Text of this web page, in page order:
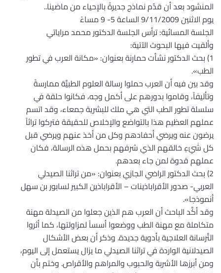
المنشود بعد أن قدّم نماذج جديرةً بالإحياء من ماضينا..
يوم الاثنين 9/11/2009 الساعة 5- 9 مساءً
الجلسة المسائية: ترأس الجلسة الدكتور محمد مراياتي
وألقيت فيها البحوث الآتية:
1) بحث الدكتور نشأت حمارنة بعنوان: «مكانة العرب في تطور
الطب».
وقد بين فيه أن العرب حملوا رسالة العلوم الطبيَّة ممارسةً
وتأليفاً، وقاموا بدورهم على أكمل وجه، فكانوا حلقة في
سلسلة تطور الطب التي هي ملك للبشرية جمعاء، وقد اتسم
عملهم العظيم هذا بالتواضع والإخلاص للحقيقة فتركوا تراثاً
يرضون عنه ويرضي أحفادهم وكل من أخذ عنهم ويرضي قبل
كل شَيْءٍ خالقهم الذي شرفهم بحمل هذه الرسالة، فكان
عملهم قدوة لمن جاء بعدهم.
2) بحث الدكتور الراضي الجازي بعنوان: «من تراثنا الصيدلي
العربي- صدور الأقراباذينات – الأقراباذين الكبير لسابور بن سهل
أنموذجا».
وقد أكَّد الباحث أن العرب هم الذين جعلوا من الصيدلة مهنة
متكاملة مع مهنة الطب ووضعوا أسساً لمزاولتها، كما أثروا
التَّرسانة العلاجية بأدوية جديدة. وذكر أن بعض الأشكال
الصيدلانية الواردة في تراثنا الصيدلي ما يزال يستعمل إلى اليوم،
ومن أبرزها الأشربة والحبوب والمراهم والأقراص. وختم بأن